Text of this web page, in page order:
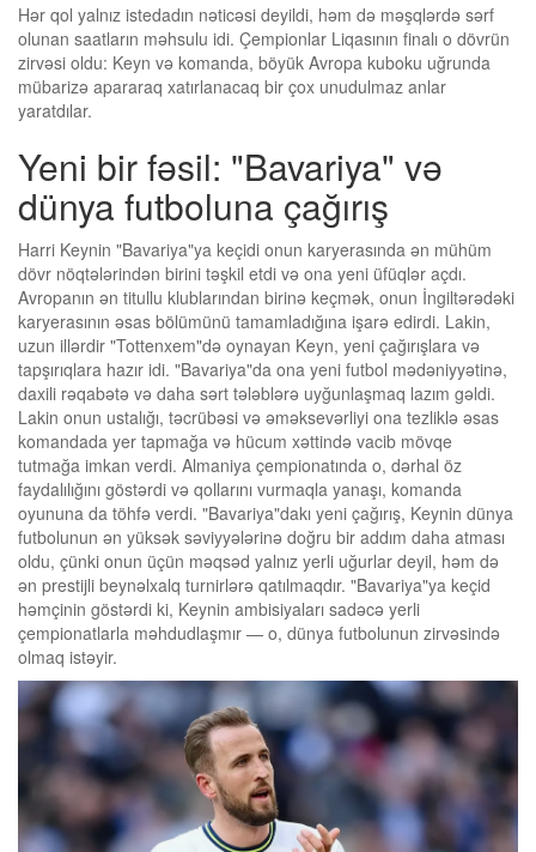
Hər qol yalnız istedadın nəticəsi deyildi, həm də məşqlərdə sərf
olunan saatların məhsulu idi. Çempionlar Liqasının finalı o dövrün
zirvəsi oldu: Keyn və komanda, böyük Avropa kuboku uğrunda
mübarizə apararaq xatırlanacaq bir çox unudulmaz anlar
yaratdılar.
Yeni bir fəsil: "Bavariya" və
dünya futboluna çağırış
Harri Keynin "Bavariya"ya keçidi onun karyerasında ən mühüm
dövr nöqtələrindən birini təşkil etdi və ona yeni üfüqlər açdı.
Avropanın ən titullu klublarından birinə keçmək, onun İngiltərədəki
karyerasının əsas bölümünü tamamladığına işarə edirdi. Lakin,
uzun illərdir "Tottenxem"də oynayan Keyn, yeni çağırışlara və
tapşırıqlara hazır idi. "Bavariya"da ona yeni futbol mədəniyyətinə,
daxili rəqabətə və daha sərt tələblərə uyğunlaşmaq lazım gəldi.
Lakin onun ustalığı, təcrübəsi və əməksevərliyi ona tezliklə əsas
komandada yer tapmağa və hücum xəttində vacib mövqe
tutmağa imkan verdi. Almaniya çempionatında o, dərhal öz
faydalılığını göstərdi və qollarını vurmaqla yanaşı, komanda
oyununa da töhfə verdi. "Bavariya"dakı yeni çağırış, Keynin dünya
futbolunun ən yüksək səviyyələrinə doğru bir addım daha atması
oldu, çünki onun üçün məqsəd yalnız yerli uğurlar deyil, həm də
ən prestijli beynəlxalq turnirlərə qatılmaqdır. "Bavariya"ya keçid
həmçinin göstərdi ki, Keynin ambisiyaları sadəcə yerli
çempionatlarla məhdudlaşmır — o, dünya futbolunun zirvəsində
olmaq istəyir.